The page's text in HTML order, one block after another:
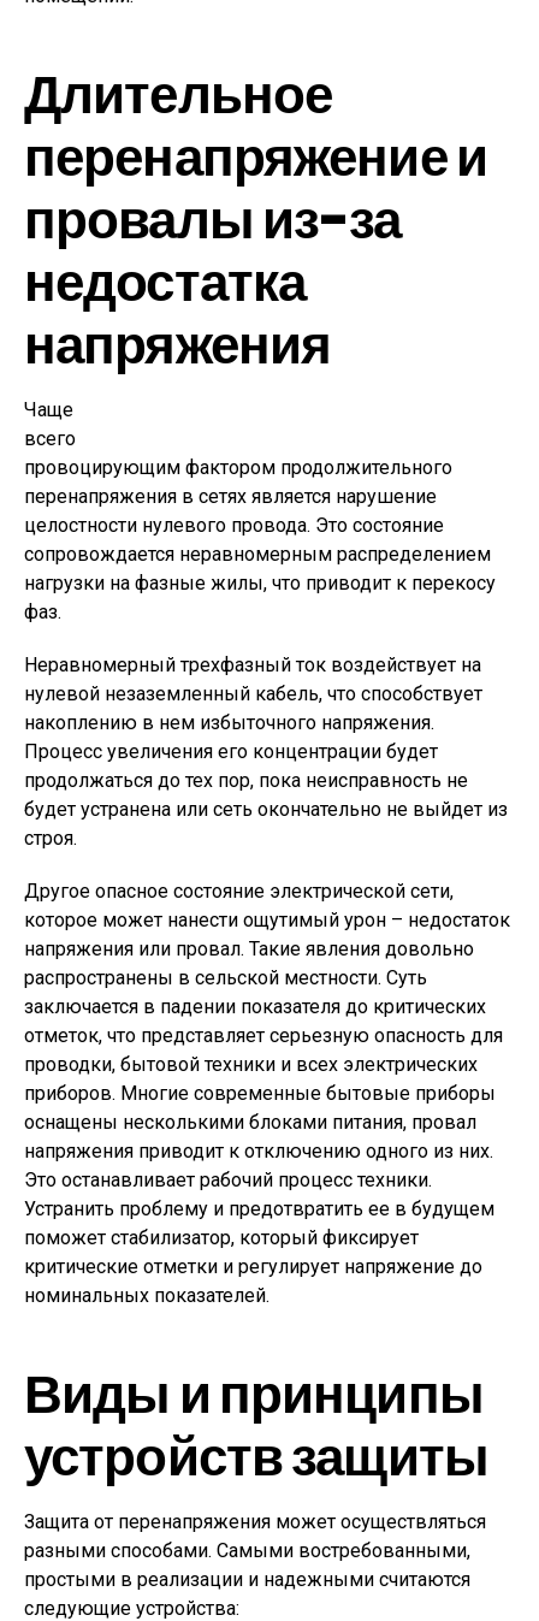
Длительное
перенапряжение и
провалы из-за
недостатка
напряжения
Чаще
всего
провоцирующим фактором продолжительного
перенапряжения в сетях является нарушение
целостности нулевого провода. Это состояние
сопровождается неравномерным распределением
нагрузки на фазные жилы, что приводит к перекосу
фаз.
Неравномерный трехфазный ток воздействует на
нулевой незаземленный кабель, что способствует
накоплению в нем избыточного напряжения.
Процесс увеличения его концентрации будет
продолжаться до тех пор, пока неисправность не
будет устранена или сеть окончательно не выйдет из
строя.
Другое опасное состояние электрической сети,
которое может нанести ощутимый урон – недостаток
напряжения или провал. Такие явления довольно
распространены в сельской местности. Суть
заключается в падении показателя до критических
отметок, что представляет серьезную опасность для
проводки, бытовой техники и всех электрических
приборов. Многие современные бытовые приборы
оснащены несколькими блоками питания, провал
напряжения приводит к отключению одного из них.
Это останавливает рабочий процесс техники.
Устранить проблему и предотвратить ее в будущем
поможет стабилизатор, который фиксирует
критические отметки и регулирует напряжение до
номинальных показателей.
Виды и принципы
устройств защиты
Защита от перенапряжения может осуществляться
разными способами. Самыми востребованными,
простыми в реализации и надежными считаются
следующие устройства: